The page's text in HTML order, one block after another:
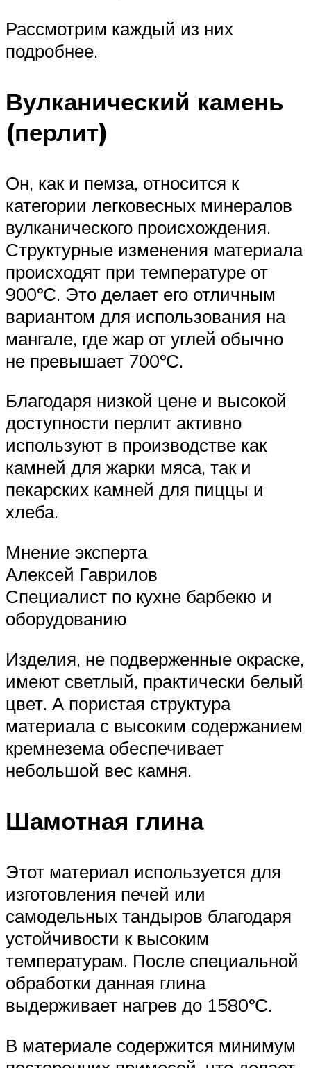
Рассмотрим каждый из них
подробнее.
Вулканический камень
(перлит)
Он, как и пемза, относится к
категории легковесных минералов
вулканического происхождения.
Структурные изменения материала
происходят при температуре от
900ºС. Это делает его отличным
вариантом для использования на
мангале, где жар от углей обычно
не превышает 700ºС.
Благодаря низкой цене и высокой
доступности перлит активно
используют в производстве как
камней для жарки мяса, так и
пекарских камней для пиццы и
хлеба.
Мнение эксперта
Алексей Гаврилов
Специалист по кухне барбекю и
оборудованию
Изделия, не подверженные окраске,
имеют светлый, практически белый
цвет. А пористая структура
материала с высоким содержанием
кремнезема обеспечивает
небольшой вес камня.
Шамотная глина
Этот материал используется для
изготовления печей или
самодельных тандыров благодаря
устойчивости к высоким
температурам. После специальной
обработки данная глина
выдерживает нагрев до 1580ºС.
В материале содержится минимум